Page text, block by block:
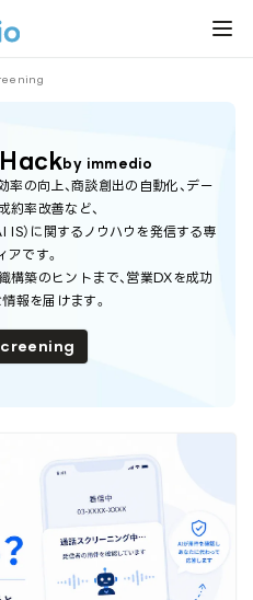
by immedio
の向上、商談創出の自動化、デー
約率改善など、
IS）に関するノウハウを発信する専
アです。
構築のヒントまで、営業DXを成功
報を届けます。